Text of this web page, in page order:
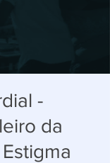
-
da